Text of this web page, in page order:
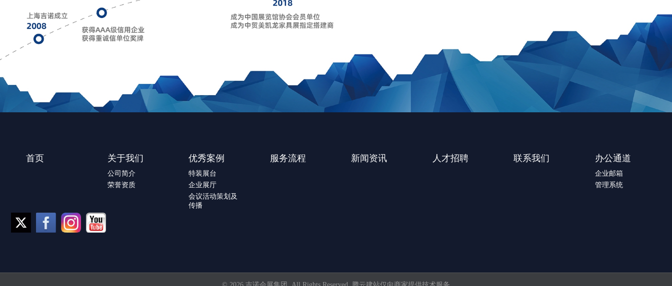
首页 关于我们
公司简介
荣誉资质
优秀案例
特装展台
企业展厅
会议活动策划及
传播
服务流程 新闻资讯 人才招聘 联系我们 办公通道
企业邮箱
管理系统